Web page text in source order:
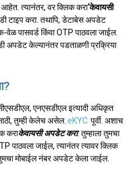
त्यानंतर, वर क्लिक करा'केवायसी
टाइप करा. तथापि, डेटाबेस अपडेट
वेळ पासवर्ड किंवा OTP पाठवला जाईल.
केल्यानंतर पडताळणी प्रक्रिया
एनएसडीएल इत्यादी अधिकृत
तुम्ही केलेच असेल.eKYC पूर्वी. अशाच
कराकेवायसी अपडेट करा. तुम्हाला तुमचा
पाठवला जाईल, त्यानंतर त्यावर क्लिक
मोबाईल नंबर अपडेट केला जाईल.